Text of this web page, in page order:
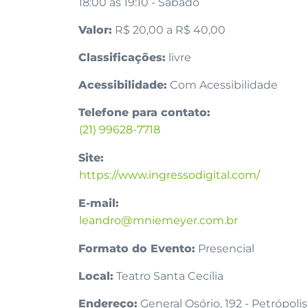
Valor: R$ 20,00 a R$ 40,00
Classificações: livre
Acessibilidade: Com Acessibilidade
Telefone para contato:
(21) 99628-7718
Site:
https://www.ingressodigital.com/
E-mail:
leandro@mniemeyer.com.br
Formato do Evento: Presencial
Local: Teatro Santa Cecília
Endereço: General Osório, 192 -